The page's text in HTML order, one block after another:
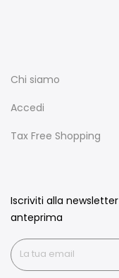
Chi siamo
Accedi
Tax Free Shopping
Iscriviti alla
anteprima